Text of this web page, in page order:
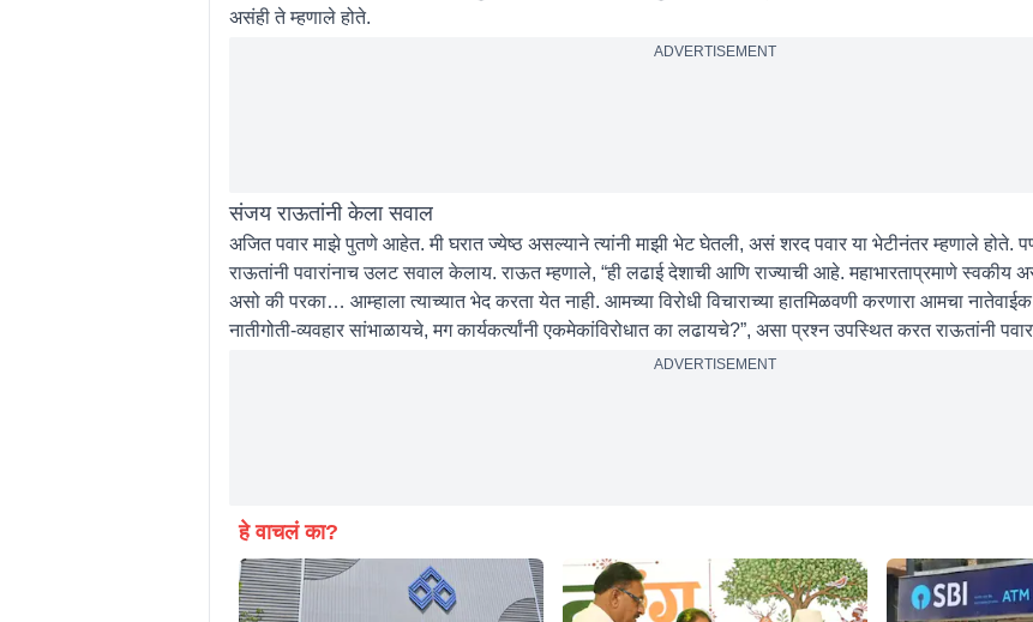
असंही ते म्हणाले होते.
ADVERTISEMENT
संजय राऊतांनी केला सवाल
अजित पवार माझे पुतणे आहेत. मी घरात ज्येष्ठ असल्याने त्यांनी माझी भेट घेतली, असं शरद पवार या भेटीनंतर म्हणाले
राऊतांनी पवारांनाच उलट सवाल केलाय. राऊत म्हणाले, “ही लढाई देशाची आणि राज्याची आहे. महाभारताप्रमाणे स्वकीय
असो की परका… आम्हाला त्याच्यात भेद करता येत नाही. आमच्या विरोधी विचाराच्या हातमिळवणी करणारा आमचा
नातीगोती-व्यवहार सांभाळायचे, मग कार्यकर्त्यांनी एकमेकांविरोधात का लढायचे?”, असा प्रश्न उपस्थित करत राऊतांनी
ADVERTISEMENT
हे वाचलं का?